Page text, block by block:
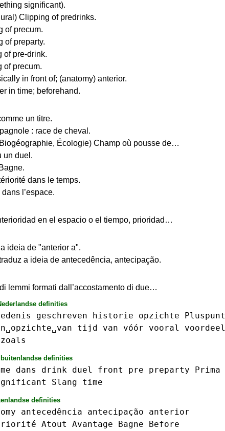
significant).
Clipping of predrinks.
of precum.
of preparty.
of pre-drink.
of precum.
in front of; (anatomy) anterior.
in time; beforehand.
un titre.
: race de cheval.
Écologie) Champ où pousse de…
un duel.
dans le temps.
l’espace.
en el espacio o el tiempo, prioridad…
ideia de "anterior a".
a ideia de antecedência, antecipação.
lemmi formati dall’accostamento di due…
definities
geschreven historie opzichte
Pluspunt
tijd van vóór vooral
voordeel
zoals
definities
dans drink duel front pre preparty
Prima
Slang time
definities
antecedência antecipação
anterior
Atout Avantage Bagne
Before